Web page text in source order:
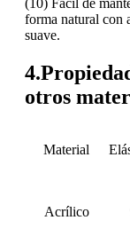
forma natural con
suave.
otros
Material
Acrílico